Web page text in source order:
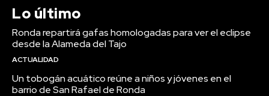
Lo último
Ronda repartirá gafas homologadas para ver el eclipse
desde la Alameda del Tajo
ACTUALIDAD
Un tobogán acuático reúne a niños y jóvenes en el
barrio de San Rafael de Ronda